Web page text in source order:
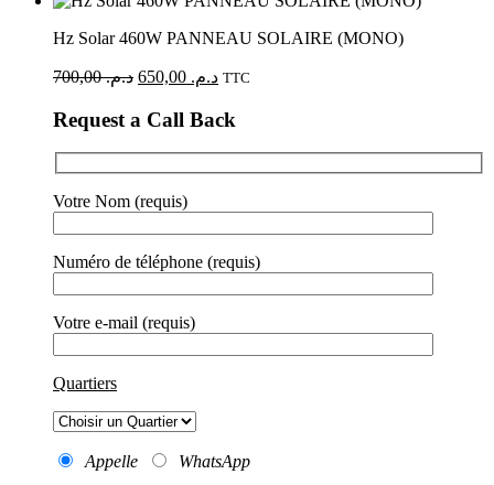
Hz Solar 460W PANNEAU SOLAIRE (MONO)
د.م.700,00 د.م. TTC
Request a Call Back
Votre Nom (requis)
Numéro de téléphone (requis)
Votre e-mail (requis)
Quartiers
Appelle WhatsApp